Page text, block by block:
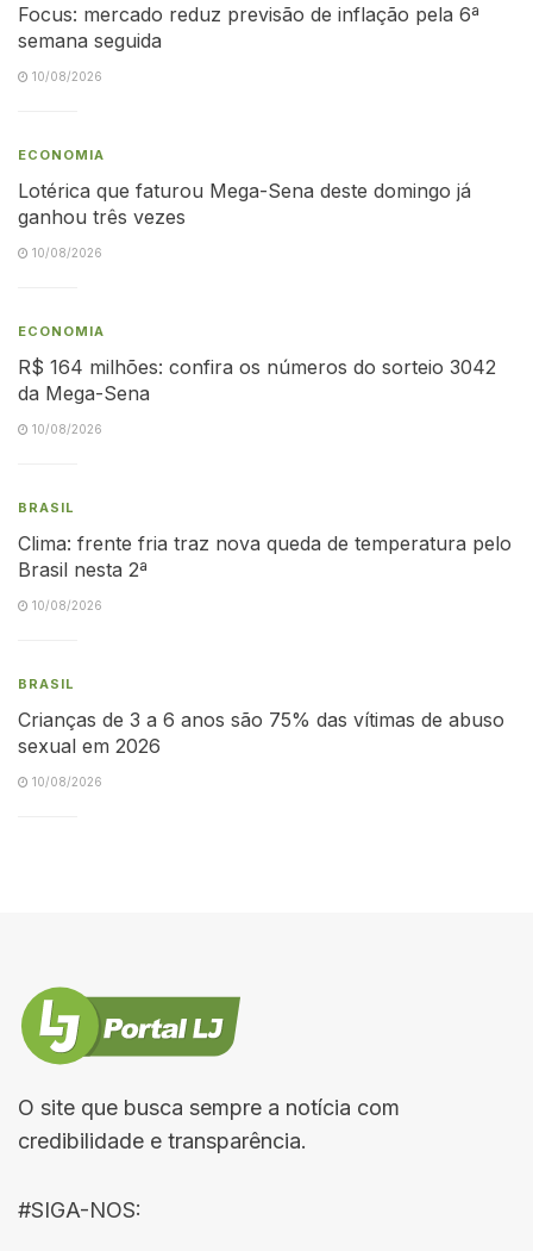
Focus: mercado reduz previsão de inflação pela 6ª
semana seguida
10/08/2026
ECONOMIA
Lotérica que faturou Mega-Sena deste domingo já
ganhou três vezes
10/08/2026
ECONOMIA
R$ 164 milhões: confira os números do sorteio 3042
da Mega-Sena
10/08/2026
BRASIL
Clima: frente fria traz nova queda de temperatura pelo
Brasil nesta 2ª
10/08/2026
BRASIL
Crianças de 3 a 6 anos são 75% das vítimas de abuso
sexual em 2026
10/08/2026
O site que busca sempre a notícia com
credibilidade e transparência.
#SIGA-NOS: